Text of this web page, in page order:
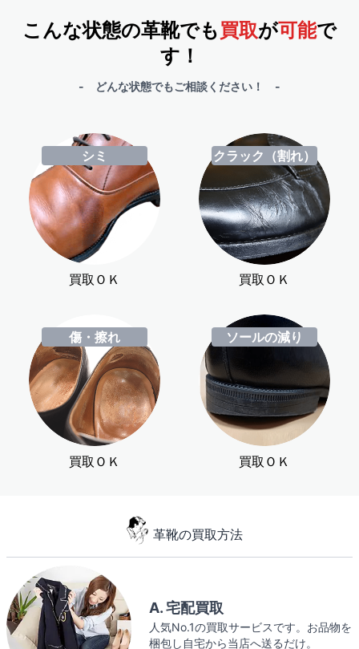
こんな状態の革靴でも買取が可能で
す！
- どんな状態でもご相談ください！ -
シミ
買取ＯＫ
クラック（割れ）
買取ＯＫ
傷・擦れ
買取ＯＫ
ソールの減り
買取ＯＫ
革靴の買取方法
A. 宅配買取
人気No.1の買取サービスです。お品物を
梱包し自宅から当店へ送るだけ。